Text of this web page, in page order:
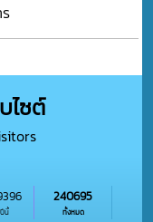
ไซต์
ปีนี้ ทั้งหมด
240695